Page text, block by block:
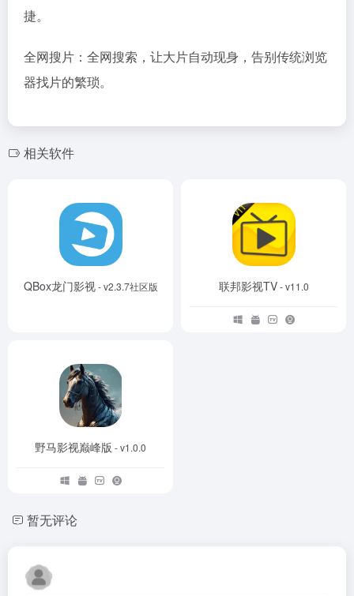
捷。
全网搜片：全网搜索，让大片自动现身，告别传统浏览
器找片的繁琐。
相关软件
QBox龙门影视- v2.3.7社区版 联邦影视TV- v11.0
野马影视巅峰版 - v1.0.0
暂无评论